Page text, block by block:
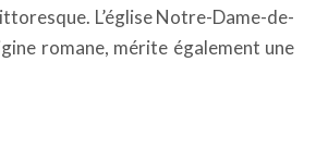
L’église Notre-Dame-de-
romane, mérite également une